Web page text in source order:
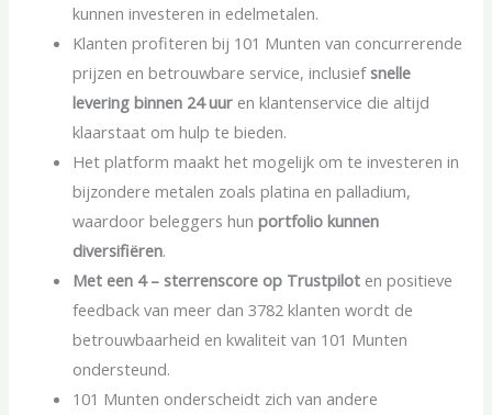
kunnen investeren in edelmetalen.
Klanten profiteren bij 101 Munten van concurrerende
prijzen en betrouwbare service, inclusiefsnelle
levering binnen 24 uur en klantenservice die altijd
klaarstaat om hulp te bieden.
Het platform maakt het mogelijk om te investeren in
bijzondere metalen zoals platina en palladium,
waardoor beleggers hunportfolio kunnen
diversifiëren.
Met een 4– sterrenscore op Trustpilot en positieve
feedback van meer dan 3782 klanten wordt de
betrouwbaarheid en kwaliteit van 101 Munten
ondersteund.
101 Munten onderscheidt zich van andere